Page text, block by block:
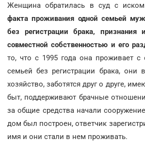
Женщина обратилась в суд с
факта проживания одной семьей
без регистрации брака,
совместной собственностью и его
то, что с 1995 года она проживает с
семьей без регистрации брака, они
хозяйство, заботятся друг о друге,
быт, поддерживают брачные
за общие средства начали
дом был построен, ответчик
имя и они стали в нем проживать.